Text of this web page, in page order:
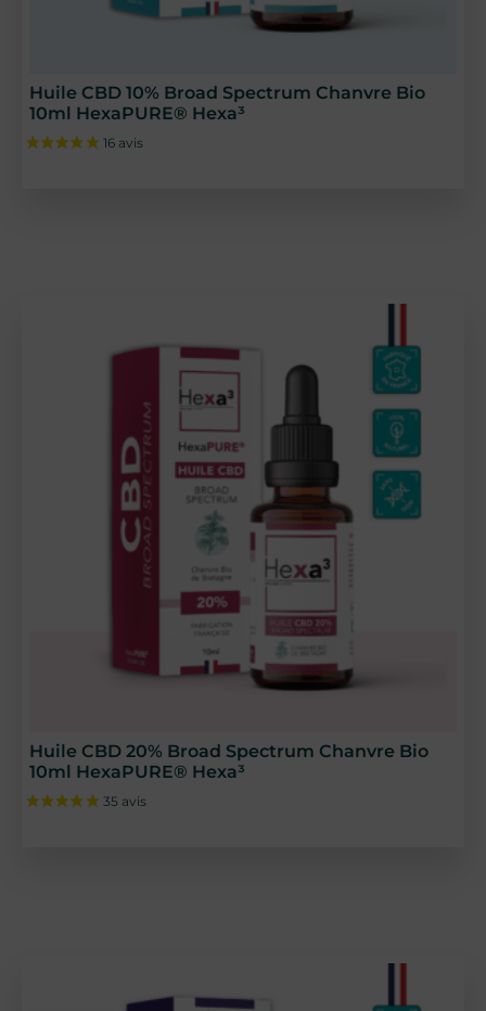
59 avis
Huile CBD 10% Broad Spectrum Chanvre Bio
10ml HexaPURE® Hexa³
Huile CBD 20% Broad Spectrum Chanvre Bio
10ml HexaPURE® Hexa³